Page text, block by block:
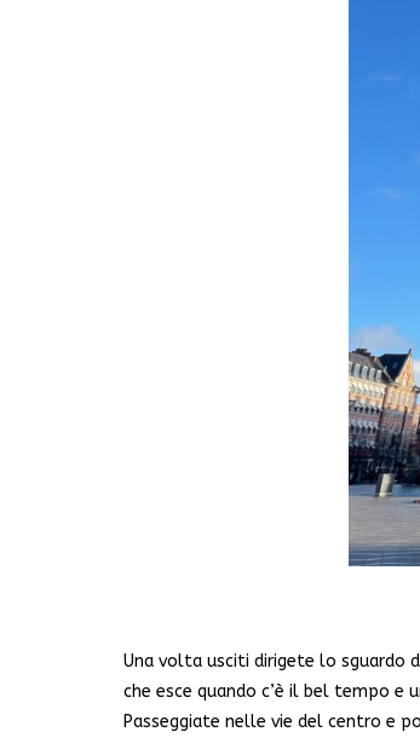
Una volta usciti dirigete lo sguardo
che esce quando c’è il bel tempo e
Passeggiate nelle vie del centro e